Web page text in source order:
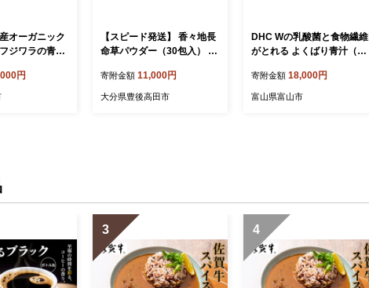
オーガニック
ジワラの青
西条市 ｜ 青
ール100％ ケ
円
【スピード発送】 香々地長
命草パウダー（30包入） 健
装 健康食品
寄附金額 11,000円
大分県豊後高田市
DHC Wの乳酸菌と食物繊維
がとれる よくばり青汁（30
本）〈DHC DHC DHC〉
寄附金額 18,000円
富山県富山市
3 4